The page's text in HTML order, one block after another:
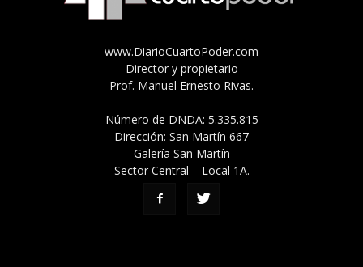
www.DiarioCuartoPoder.com
Director y propietario
Prof. Manuel Ernesto Rivas.
Número de DNDA: 5.335.815
Dirección: San Martín 667
Galería San Martín
Sector Central – Local 1A.